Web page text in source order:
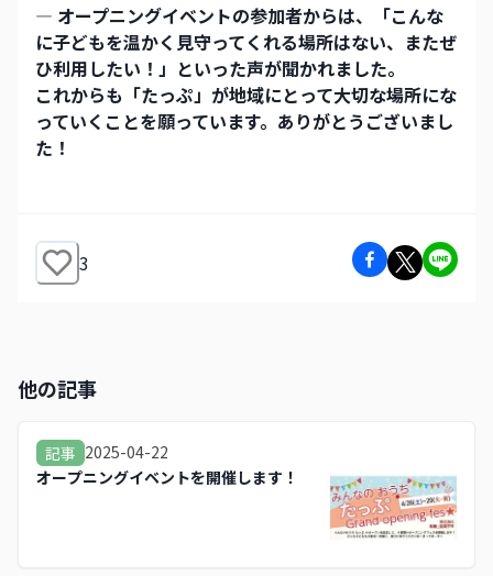
― オープニングイベントの参加者からは、「こんな
に子どもを温かく見守ってくれる場所はない、またぜ
ひ利用したい！」といった声が聞かれました。
これからも「たっぷ」が地域にとって大切な場所にな
っていくことを願っています。ありがとうございまし
た！
3
他の記事
記事 2025-04-22
オープニングイベントを開催します！